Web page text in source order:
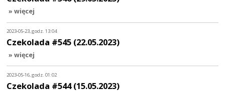
» więcej
2023-05-23, godz. 13:04
Czekolada #545 (22.05.2023)
» więcej
2023-05-16, godz. 01:02
Czekolada #544 (15.05.2023)